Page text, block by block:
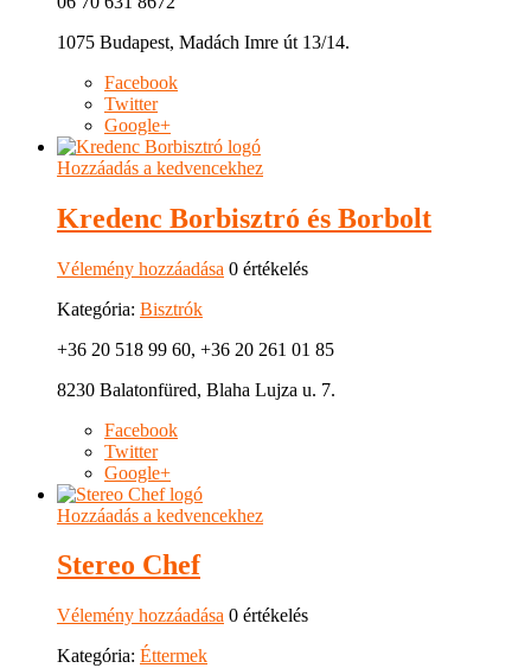
1075 Budapest, Madách Imre út 13/14.
Facebook
Twitter
Google+
Hozzáadás a kedvencekhez
Kredenc Borbisztró és Borbolt
Vélemény hozzáadása 0 értékelés
Kategória: Bisztrók
+36 20 518 99 60, +36 20 261 01 85
8230 Balatonfüred, Blaha Lujza u. 7.
Facebook
Twitter
Google+
Hozzáadás a kedvencekhez
Stereo Chef
Vélemény hozzáadása 0 értékelés
Kategória: Éttermek